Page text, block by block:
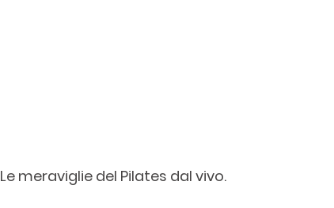
Le meraviglie del Pilates dal vivo.